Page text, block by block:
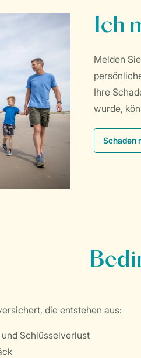
Ich
Melden
Ihre
wurde,
Schaden
die entstehen aus:
Schlüsselverlust